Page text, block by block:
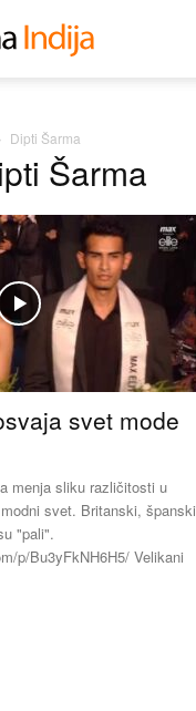
Dipti Šarma
Šarma
svet mode
menja sliku različitosti u
svet. Britanski, španski
"pali".
p/Bu3yFkNH6H5/ Velikani